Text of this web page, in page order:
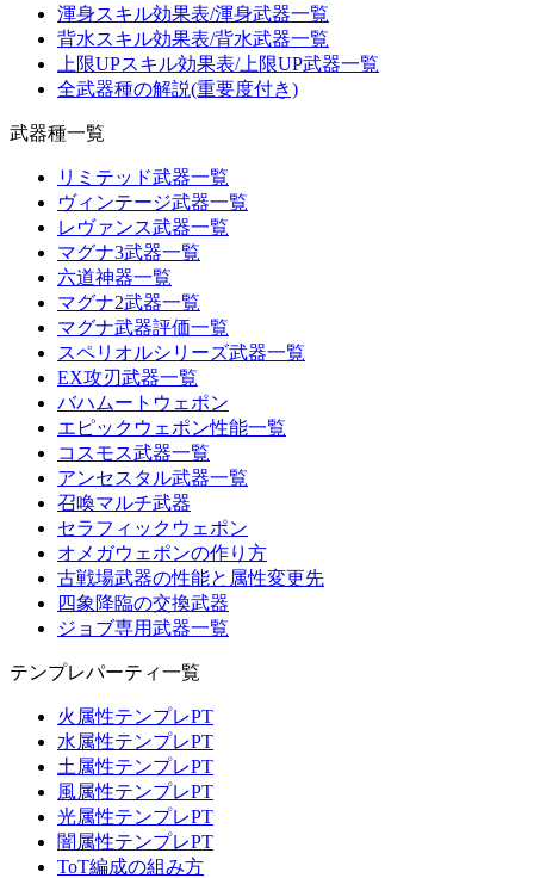
渾身スキル効果表/渾身武器一覧
背水スキル効果表/背水武器一覧
上限UPスキル効果表/上限UP武器一覧
全武器種の解説(重要度付き)
武器種一覧
リミテッド武器一覧
ヴィンテージ武器一覧
レヴァンス武器一覧
マグナ3武器一覧
六道神器一覧
マグナ2武器一覧
マグナ武器評価一覧
スペリオルシリーズ武器一覧
EX攻刃武器一覧
バハムートウェポン
エピックウェポン性能一覧
コスモス武器一覧
アンセスタル武器一覧
召喚マルチ武器
セラフィックウェポン
オメガウェポンの作り方
古戦場武器の性能と属性変更先
四象降臨の交換武器
ジョブ専用武器一覧
テンプレパーティ一覧
火属性テンプレPT
水属性テンプレPT
土属性テンプレPT
風属性テンプレPT
光属性テンプレPT
闇属性テンプレPT
ToT編成の組み方